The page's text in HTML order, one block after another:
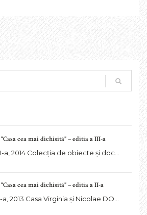
cea mai dichisită” – editia a III-a
a, 2014 Colecția de obiecte și doc...
cea mai dichisită” – editia a II-a
a, 2013 Casa Virginia și Nicolae DO...